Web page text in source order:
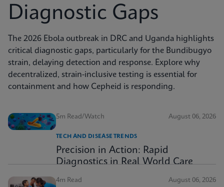
Diagnostic Gaps
The 2026 Ebola outbreak in DRC and Uganda highlights
critical diagnostic gaps, particularly for the Bundibugyo
strain, delaying detection and response. Explore why
decentralized, strain-inclusive testing is essential for
containment and how Cepheid is responding.
5m Read/Watch August 06, 2026
TECH AND DISEASE TRENDS
Precision in Action: Rapid
Diagnostics in Real World Care
4m Read August 06, 2026